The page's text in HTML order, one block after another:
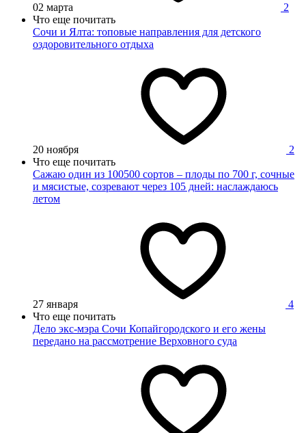
02 марта
2
Что еще почитать
Сочи и Ялта: топовые направления для детского
оздоровительного отдыха
20 ноября
2
Что еще почитать
Сажаю один из 100500 сортов – плоды по 700 г, сочные
и мясистые, созревают через 105 дней: наслаждаюсь
летом
27 января
4
Что еще почитать
Дело экс-мэра Сочи Копайгородского и его жены
передано на рассмотрение Верховного суда